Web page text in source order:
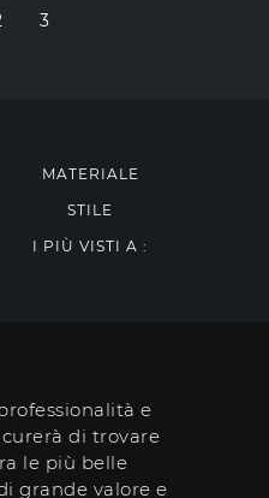
3
MATERIALE
STILE
I PIÙ VISTI A :
e
di trovare
le più belle
grande valore e